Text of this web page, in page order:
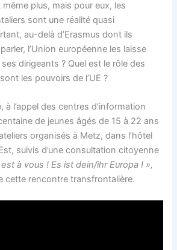
plus, mais pour eux, les
sont une réalité quasi
au-delà d’Erasmus dont ils
l’Union européenne les laisse
dirigeants ? Quel est le rôle des
les pouvoirs de l’UE ?
à l’appel des centres d’information
de jeunes âgés de 15 à 22 ans
organisés à Metz, dans l’hôtel
suivis d’une consultation citoyenne
est à vous ! Es ist dein/ihr Europa ! »,
cette rencontre transfrontalière.